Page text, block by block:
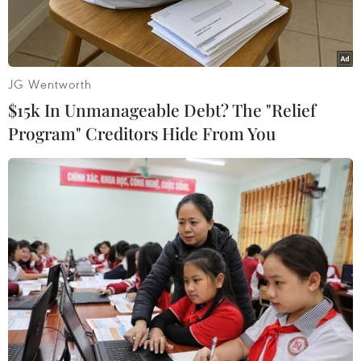
Bước vào độ tuổi 25, làn da phái đẹp bắt đầu đối
mặt với quá trình lão hóa da.
Ở ngưỡng này, các chuyên gia nhận định cấu
trúc da bị suy giảm lên đến 50-60%. Do vậy, bên
cạnh lối sống lành mạnh, bạn cần thiết lập cho
mình một chế độ chăm sóc da đặc biệt và lựa
chọn mỹ phẩm phù hợp để giữ cho làn da luôn
sáng mịn, tươi trẻ như tuổi đôi mươi.
JG Wentworth
$15k In Unmanageable Debt? The "Relief
Program" Creditors Hide From You